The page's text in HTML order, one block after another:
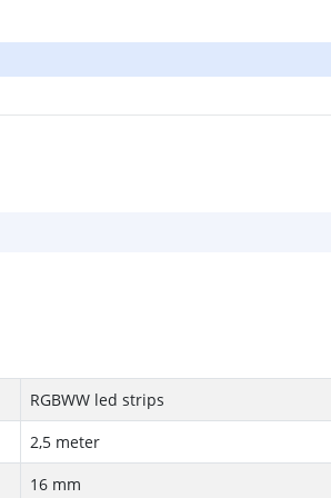
RGBWW led strips
2,5 meter
16 mm